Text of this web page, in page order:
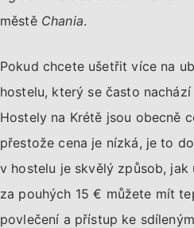
městě Chania.
Pokud chcete ušetřit více na
hostelu, který se často
Hostely na Krétě jsou obecně
přestože cena je nízká, je to
v hostelu je skvělý způsob, jak
za pouhých 15 € můžete mít
povlečení a přístup ke